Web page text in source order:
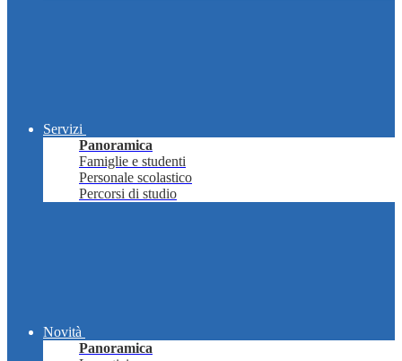
Servizi
Panoramica
Famiglie e studenti
Personale scolastico
Percorsi di studio
Novità
Panoramica